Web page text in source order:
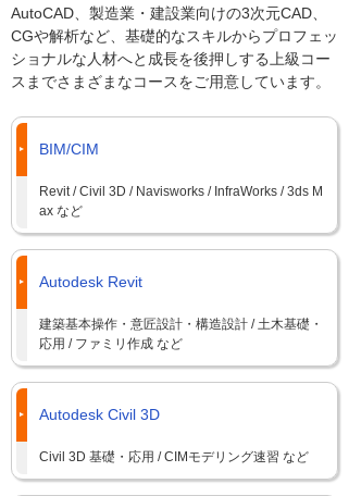
AutoCAD、製造業・建設業向けの3次元CAD、
CGや解析など、基礎的なスキルからプロフェッ
ショナルな人材へと成長を後押しする上級コー
スまでさまざまなコースをご用意しています。
BIM/CIM
Revit / Civil 3D / Navisworks / InfraWorks / 3ds M
ax など
Autodesk Revit
建築基本操作・意匠設計・構造設計 / 土木基礎・
応用 / ファミリ作成 など
Autodesk Civil 3D
Civil 3D 基礎・応用 / CIMモデリング速習 など